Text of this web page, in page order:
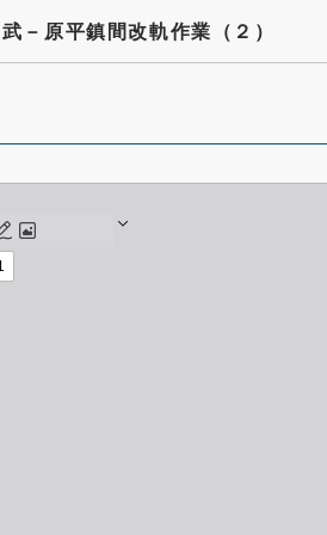
－原平鎮間改軌作業（２）